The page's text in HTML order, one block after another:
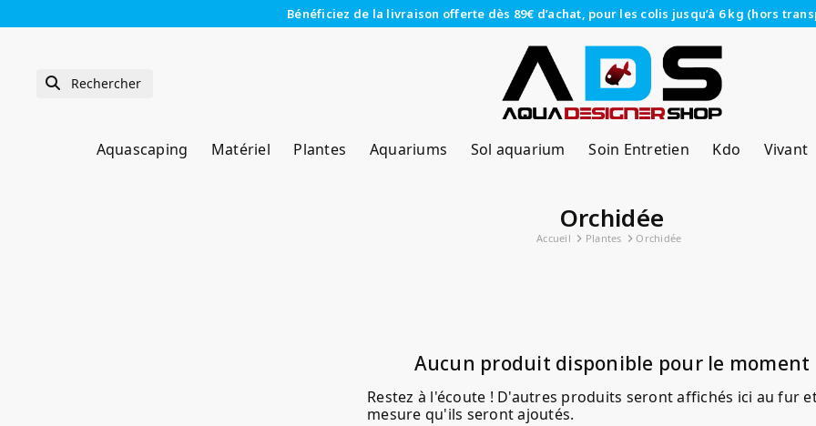
Bénéficiez de la livraison offerte dès 89€ d’achat, pour les colis jusqu’à 6 kg (hors
Aquascaping Matériel Plantes Aquariums Sol aquarium Soin Entretien Kdo Vivant
Orchidée
Accueil Plantes Orchidée
Aucun produit disponible pour le moment
Restez à l'écoute ! D'autres produits seront affichés ici au fur
mesure qu'ils seront ajoutés.